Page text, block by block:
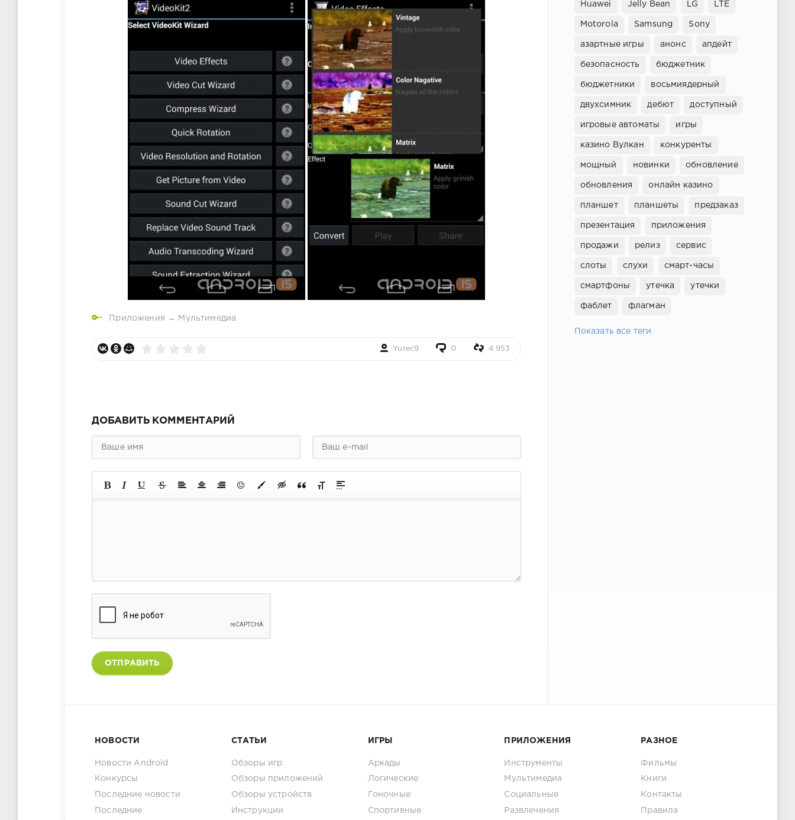
Приложения → Мультимедиа
Yurec9 0 4 953
ДОБАВИТЬ КОММЕНТАРИЙ
ОТПРАВИТЬ
Huawei Jelly Bean LG LTE
Motorola Samsung Sony
азартные игры анонс апдейт
безопасность бюджетник
бюджетники восьмиядерный
двухсимник дебют доступный
игровые автоматы игры
казино Вулкан конкуренты
мощный новинки обновление
обновления онлайн казино
планшет планшеты предзаказ
презентация приложения
продажи релиз сервис
слоты слухи смарт-часы
смартфоны утечка утечки
фаблет флагман
Показать все теги
НОВОСТИ
Новости Android
Конкурсы
Последние новости
Последние
СТАТЬИ
Обзоры игр
Обзоры приложений
Обзоры устройств
Инструкции
ИГРЫ
Аркады
Логические
Гоночные
Спортивные
ПРИЛОЖЕНИЯ
Инструменты
Мультимедиа
Социальные
Развлечения
РАЗНОЕ
Фильмы
Книги
Контакты
Правила